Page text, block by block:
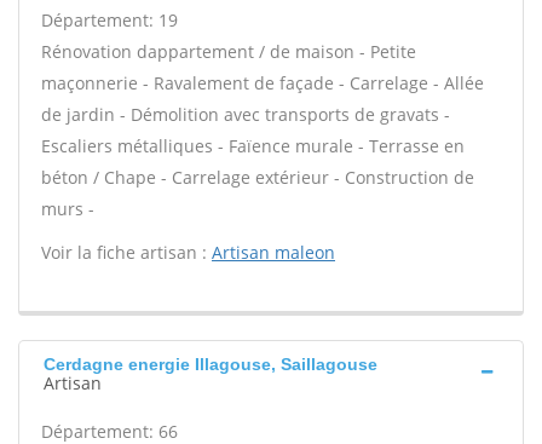
Département: 19
Rénovation dappartement / de maison - Petite
maçonnerie - Ravalement de façade - Carrelage - Allée
de jardin - Démolition avec transports de gravats -
Escaliers métalliques - Faïence murale - Terrasse en
béton / Chape - Carrelage extérieur - Construction de
murs -
Voir la fiche artisan : Artisan maleon
Cerdagne energie Illagouse, Saillagouse
Artisan
Département: 66